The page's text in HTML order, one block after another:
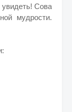
Сова
мудрости.